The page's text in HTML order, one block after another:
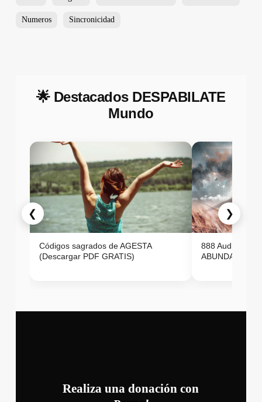
Numeros Sincronicidad
🌟 Destacados DESPABILATE
Mundo
❮
Códigos sagrados de AGESTA
(Descargar PDF GRATIS)
888 Audio
ABUNDANCIA
❯
Realiza una donación con